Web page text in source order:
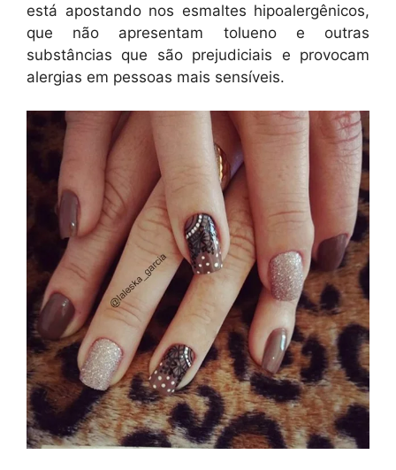
está apostando nos esmaltes hipoalergênicos,
que não apresentam tolueno e outras
substâncias que são prejudiciais e provocam
alergias em pessoas mais sensíveis.